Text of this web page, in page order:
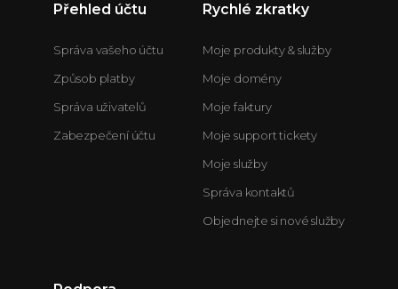
Přehled účtu
Správa vašeho účtu
Způsob platby
Správa uživatelů
Zabezpečení účtu
Rychlé zkratky
Moje produkty & služby
Moje domény
Moje faktury
Moje support tickety
Moje služby
Správa kontaktů
Objednejte si nové služby